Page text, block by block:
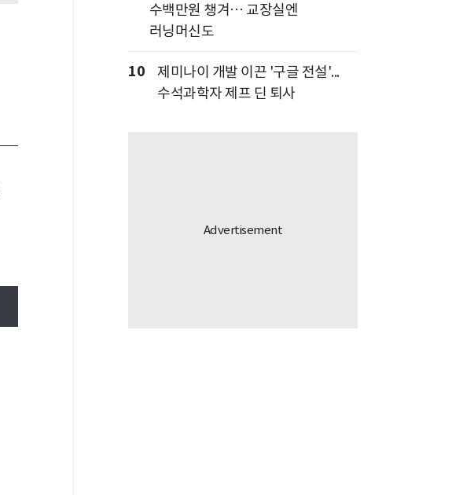
수백만원 챙겨… 교장실엔
러닝머신도
10
제미나이 개발 이끈 '구글 전설'...
수석과학자 제프 딘 퇴사